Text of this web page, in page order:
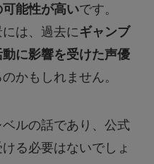
能性が高いです。
は、過去にギャンブ
に影響を受けた声優
かもしれません。
ルの話であり、公式
る必要はないでしょ